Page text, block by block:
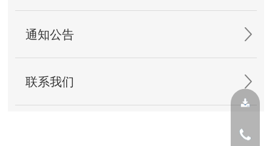
通知公告
联系我们